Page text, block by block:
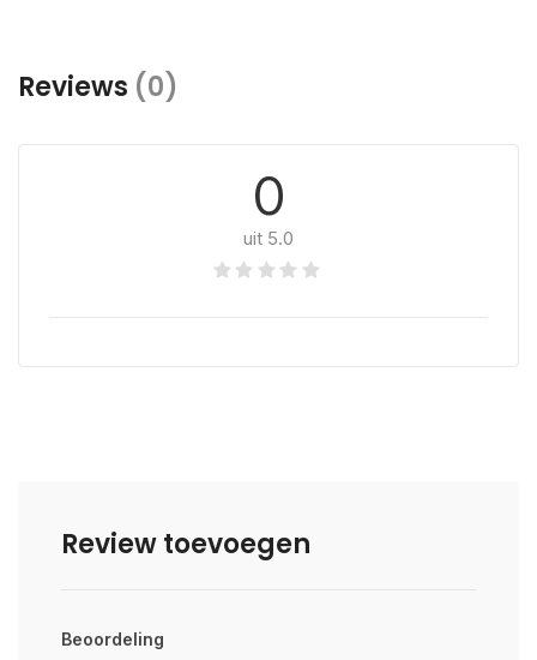
Reviews (0)
0
uit 5.0
Review toevoegen
Beoordeling